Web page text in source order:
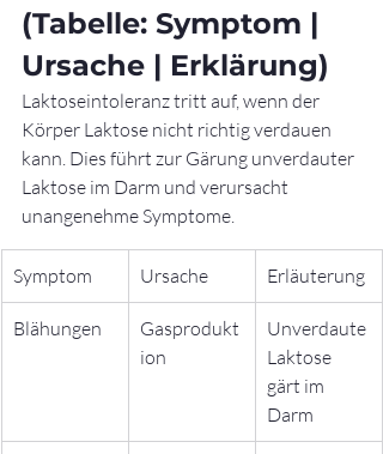
(Tabelle: Symptom |
Ursache | Erklärung)
Laktoseintoleranz tritt auf, wenn der
Körper Laktose nicht richtig verdauen
kann. Dies führt zur Gärung unverdauter
Laktose im Darm und verursacht
unangenehme Symptome.
Symptom Ursache Erläuterung
Blähungen
Gasprodukt
ion
Unverdaute
Laktose
gärt im
Darm